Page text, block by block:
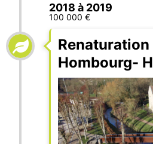
2018 à 2019
100 000 €
Renaturation
Hombourg-